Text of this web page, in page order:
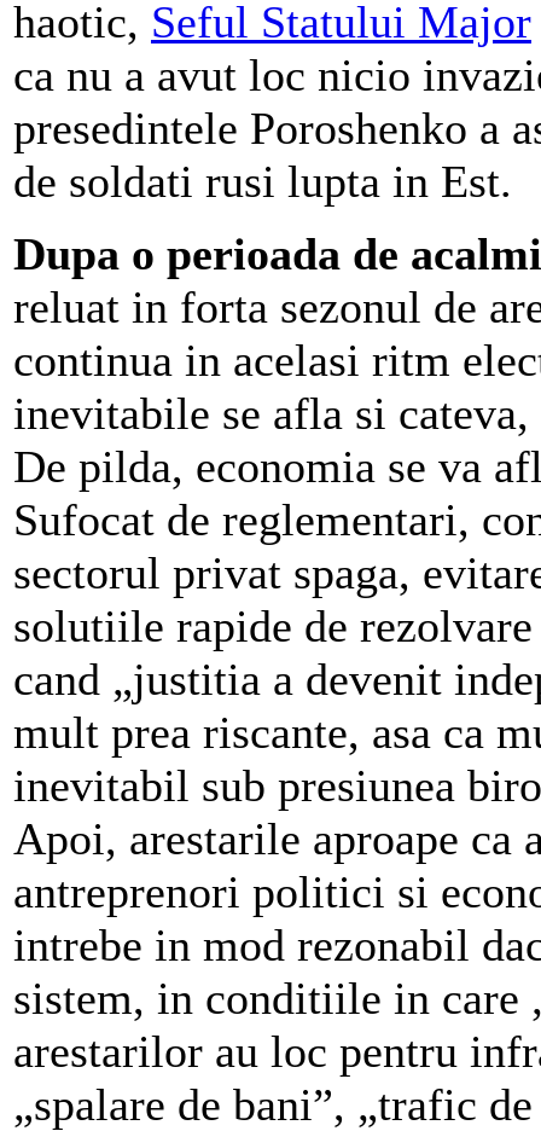
haotic, Seful Statului Major
ca nu a avut loc nicio
presedintele Poroshenko a
de soldati rusi lupta in Est.
Dupa o perioada de
reluat in forta sezonul de
continua in acelasi ritm
inevitabile se afla si
De pilda, economia se va
Sufocat de reglementari,
sectorul privat spaga,
solutiile rapide de
cand „justitia a devenit
mult prea riscante, asa ca
inevitabil sub presiunea
Apoi, arestarile aproape ca
antreprenori politici si
intrebe in mod rezonabil
sistem, in conditiile in care
arestarilor au loc pentru
„spalare de bani”, „trafic